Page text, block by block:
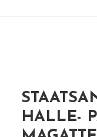
HALLE-